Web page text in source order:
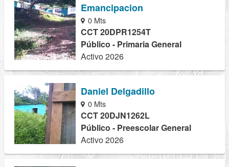
Emancipacion
0 Mts
CCT 20DPR1254T
Público - Primaria General
Activo 2026
Daniel Delgadillo
0 Mts
CCT 20DJN1262L
Público - Preescolar General
Activo 2026